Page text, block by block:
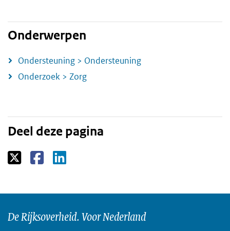
Onderwerpen
Ondersteuning > Ondersteuning
Onderzoek > Zorg
Deel deze pagina
De Rijksoverheid. Voor Nederland